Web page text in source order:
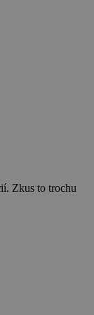
Zkus to trochu